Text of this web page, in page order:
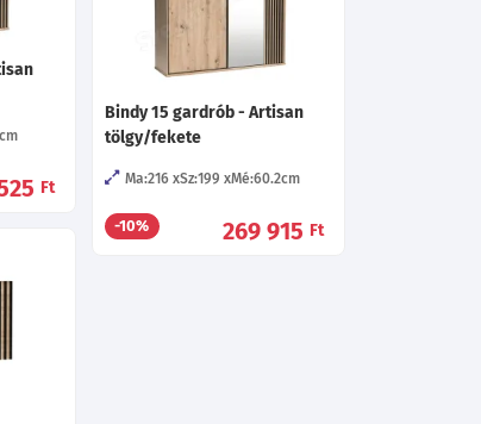
cm
Ft
Bindy 15 gardrób - Artisan
tölgy/fekete
Ma:216 Sz:199 Mé:60.2cm
-10% 269 915 Ft